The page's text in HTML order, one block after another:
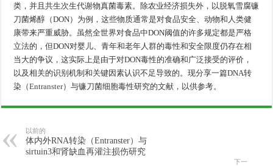
类，并且共生次生代谢物真菌毒素。除农业经济损失外，以脱氧雪腐镰
刀菌烯醇（DON）为例，这些物质通常是对食品安全、动物和人类健
康带来严重威胁。虽然全世界对食品中DON阈值的许多规定都是严格
立法的，但DON对婴儿、青年和老年人群的毒性和安全限度仍存在相
当大的争议，这实际上是由于对DON毒性的准确和广泛接受的评价，
以及相关的识别机制和关键因素认识不足导致的。现分享一篇DNA转
染（Entranster）与镰刀菌细胞毒性研究的文献，以供参考。
以前的
体内外RNA转染（Entranster）与
sirtuin3和肾缺血再灌注损伤研究
下一